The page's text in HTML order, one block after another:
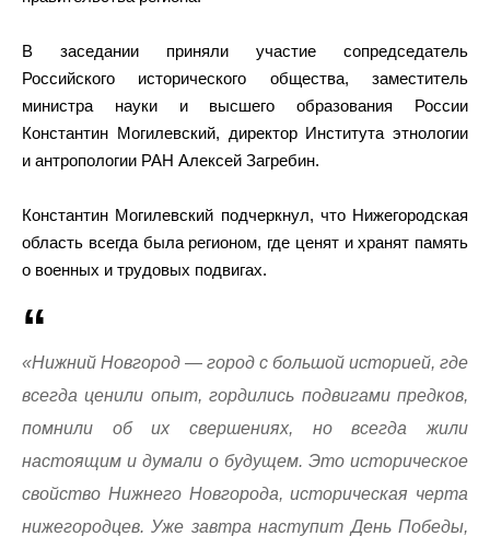
В заседании приняли участие сопредседатель
Российского исторического общества, заместитель
министра науки и высшего образования России
Константин Могилевский, директор Института этнологии
и антропологии РАН Алексей Загребин.
Константин Могилевский подчеркнул, что Нижегородская
область всегда была регионом, где ценят и хранят память
о военных и трудовых подвигах.
«Нижний Новгород — город с большой историей, где
всегда ценили опыт, гордились подвигами предков,
помнили об их свершениях, но всегда жили
настоящим и думали о будущем. Это историческое
свойство Нижнего Новгорода, историческая черта
нижегородцев. Уже завтра наступит День Победы,